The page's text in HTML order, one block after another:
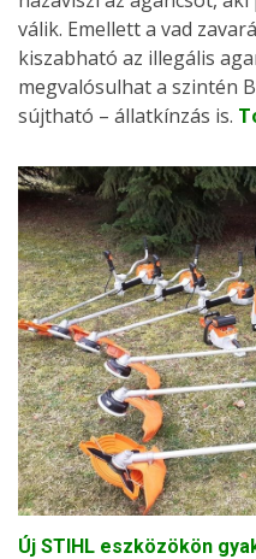
válik. Emellett a vad
kiszabható az illegális
megvalósulhat a szintén
sújtható – állatkínzás is.
Új STIHL eszközökön